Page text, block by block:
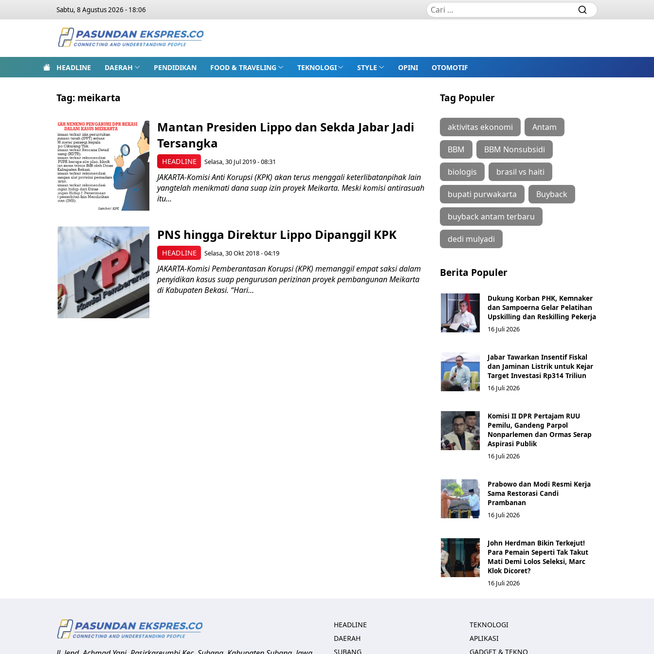
Sabtu, 8 Agustus 2026 - 18:06
HEADLINE DAERAH PENDIDIKAN FOOD & TRAVELING TEKNOLOGI STYLE OPINI OTOMOTIF
Tag: meikarta
HEADLINE
Mantan Presiden Lippo dan Sekda Jabar Jadi
Tersangka
Selasa, 30 Jul 2019 - 08:31
JAKARTA-Komisi Anti Korupsi (KPK) akan terus menggali keterlibatanpihak lain
yangtelah menikmati dana suap izin proyek Meikarta. Meski komisi antirasuah
itu...
HEADLINE
PNS hingga Direktur Lippo Dipanggil KPK
Selasa, 30 Okt 2018 - 04:19
JAKARTA-Komisi Pemberantasan Korupsi (KPK) memanggil empat saksi dalam
penyidikan kasus suap pengurusan perizinan proyek pembangunan Meikarta
di Kabupaten Bekasi. “Hari...
Tag Populer
aktivitas ekonomi Antam
BBM BBM Nonsubsidi
biologis brasil vs haiti
bupati purwakarta Buyback
buyback antam terbaru
dedi mulyadi
Berita Populer
Dukung Korban PHK, Kemnaker
dan Sampoerna Gelar Pelatihan
Upskilling dan Reskilling Pekerja
16 Juli 2026
Jabar Tawarkan Insentif Fiskal
dan Jaminan Listrik untuk Kejar
Target Investasi Rp314 Triliun
16 Juli 2026
Komisi II DPR Pertajam RUU
Pemilu, Gandeng Parpol
Nonparlemen dan Ormas Serap
Aspirasi Publik
16 Juli 2026
Prabowo dan Modi Resmi Kerja
Sama Restorasi Candi
Prambanan
16 Juli 2026
John Herdman Bikin Terkejut!
Para Pemain Seperti Tak Takut
Mati Demi Lolos Seleksi, Marc
Klok Dicoret?
16 Juli 2026
HEADLINE
DAERAH
SUBANG
TEKNOLOGI
APLIKASI
GADGET & TEKNO